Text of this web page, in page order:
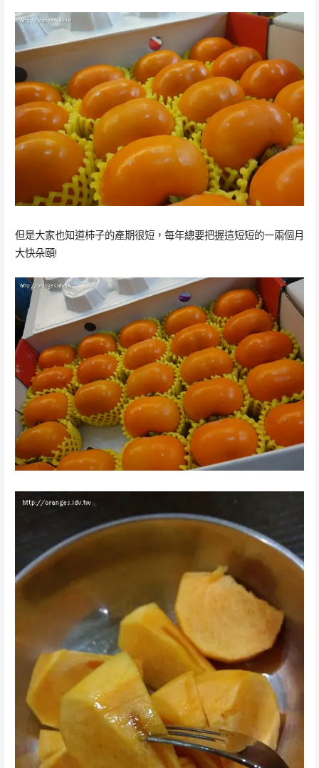
但是大家也知道柿子的產期很短，每年總要把握這短短的一兩個月
大快朵頤!